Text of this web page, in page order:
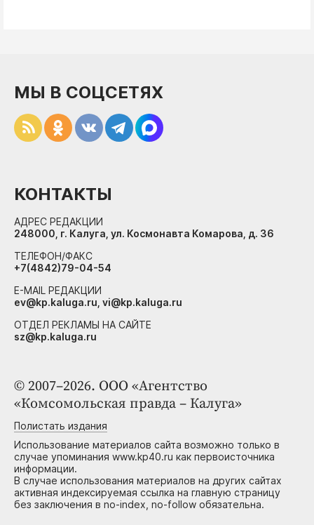
© 2007–2026. ООО «Агентство
«Комсомольская правда – Калуга»
Полистать издания
Использование материалов сайта возможно только в
случае упоминания www.kp40.ru как первоисточника
информации.
В случае использования материалов на других сайтах
активная индексируемая ссылка на главную страницу
без заключения в no-index, no-follow обязательна.
МЫ В СОЦСЕТЯХ
КОНТАКТЫ
АДРЕС РЕДАКЦИИ
248000, г. Калуга, ул. Космонавта Комарова, д. 36
ТЕЛЕФОН/ФАКС
+7(4842)79-04-54
E-MAIL РЕДАКЦИИ
ev@kp.kaluga.ru, vi@kp.kaluga.ru
ОТДЕЛ РЕКЛАМЫ НА САЙТЕ
sz@kp.kaluga.ru